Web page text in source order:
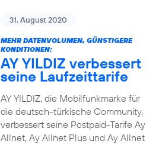
31. August 2020
MEHR DATENVOLUMEN, GÜNSTIGERE
KONDITIONEN:
AY YILDIZ verbessert
seine Laufzeittarife
AY YILDIZ, die Mobilfunkmarke für
die deutsch-türkische Community,
verbessert seine Postpaid-Tarife Ay
Allnet, Ay Allnet Plus und Ay Allnet